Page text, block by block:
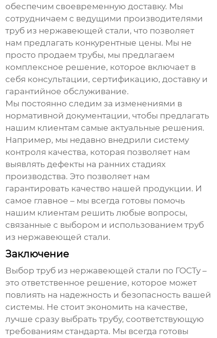
обеспечим своевременную доставку. Мы
сотрудничаем с ведущими производителями
труб из нержавеющей стали, что позволяет
нам предлагать конкурентные цены. Мы не
просто продаем трубы, мы предлагаем
комплексное решение, которое включает в
себя консультации, сертификацию, доставку и
гарантийное обслуживание.
Мы постоянно следим за изменениями в
нормативной документации, чтобы предлагать
нашим клиентам самые актуальные решения.
Например, мы недавно внедрили систему
контроля качества, которая позволяет нам
выявлять дефекты на ранних стадиях
производства. Это позволяет нам
гарантировать качество нашей продукции. И
самое главное – мы всегда готовы помочь
нашим клиентам решить любые вопросы,
связанные с выбором и использованиемтруб
из нержавеющей стали.
Заключение
Выбортруб из нержавеющей стали по ГОСТу –
это ответственное решение, которое может
повлиять на надежность и безопасность вашей
системы. Не стоит экономить на качестве,
лучше сразу выбрать трубу, соответствующую
требованиям стандарта. Мы всегда готовы